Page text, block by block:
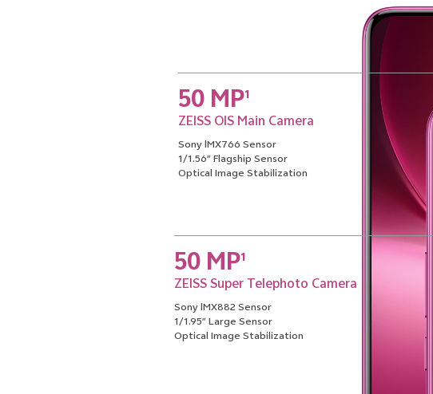
50 MP1
ZEISS OIS Main Camera
Sony lMX766 Sensor
1/1.56″ Flagship Sensor
Optical Image Stabilization
50 MP1
ZEISS Super Telephoto Camera
Sony lMX882 Sensor
1/1.95″ Large Sensor
Optical Image Stabilization